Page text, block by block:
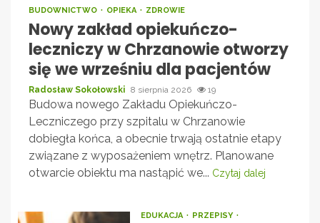
BUDOWNICTWO OPIEKA ZDROWIE
Nowy zakład opiekuńczo-
leczniczy w Chrzanowie otworzy
się we wrześniu dla pacjentów
Radosław Sokołowski 8 sierpnia 2026 19
Budowa nowego Zakładu Opiekuńczo-
Leczniczego przy szpitalu w Chrzanowie
dobiegła końca, a obecnie trwają ostatnie etapy
związane z wyposażeniem wnętrz. Planowane
otwarcie obiektu ma nastąpić we... Czytaj dalej
EDUKACJA
PRZEPISY